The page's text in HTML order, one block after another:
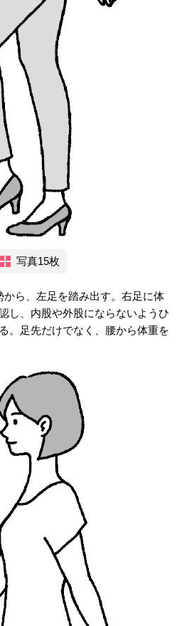
写真15枚
から、左足を踏み出す。右足に体
し、内股や外股にならないようひ
。足先だけでなく、腰から体重を